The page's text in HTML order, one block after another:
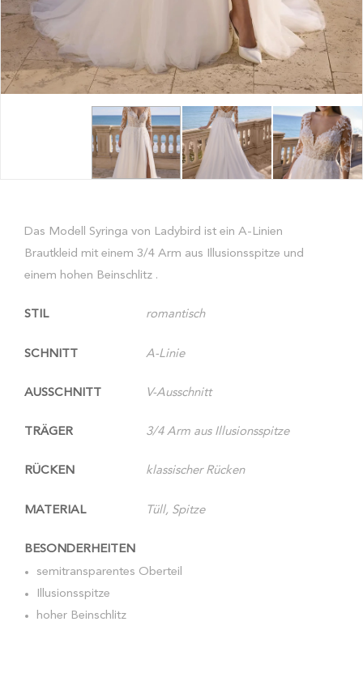
Das Modell Syringa von Ladybird ist ein A-Linien
Brautkleid mit einem 3/4 Arm aus Illusionsspitze und
einem hohen Beinschlitz .
STIL romantisch
SCHNITT A-Linie
AUSSCHNITT V-Ausschnitt
TRÄGER 3/4 Arm aus Illusionsspitze
RÜCKEN klassischer Rücken
MATERIAL Tüll, Spitze
BESONDERHEITEN
semitransparentes Oberteil
Illusionsspitze
hoher Beinschlitz